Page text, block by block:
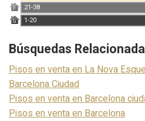
F 21-38
G 1-20
Búsquedas
Pisos en venta en La Nova
Barcelona Ciudad
Pisos en venta en Barcelona
Pisos en venta en Barcelona